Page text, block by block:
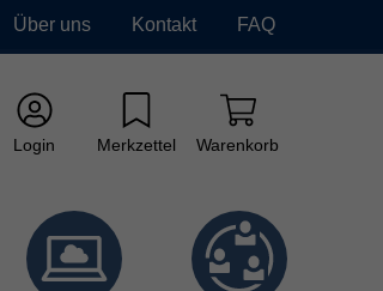
Über uns Kontakt FAQ
Login Merkzettel Warenkorb